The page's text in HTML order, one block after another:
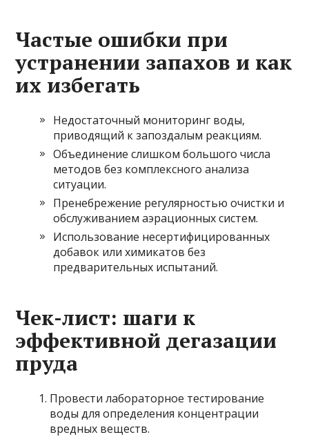
Частые ошибки при
устранении запахов и как
их избегать
Недостаточный мониторинг воды,
приводящий к запоздалым реакциям.
Объединение слишком большого числа
методов без комплексного анализа
ситуации.
Пренебрежение регулярностью очистки и
обслуживанием аэрационных систем.
Использование несертифицированных
добавок или химикатов без
предварительных испытаний.
Чек-лист: шаги к
эффективной дегазации
пруда
Провести лабораторное тестирование
воды для определения концентрации
вредных веществ.